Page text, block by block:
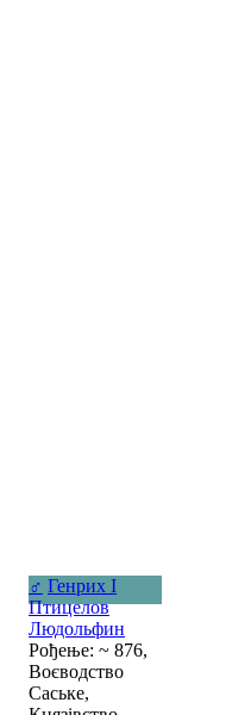
♂ Генрих I
Птицелов
Людольфин
Рођење: ~ 876,
Воєводство
Саське,